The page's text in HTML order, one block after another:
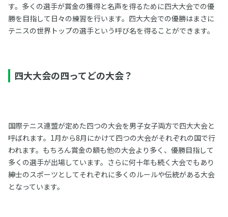
す。多くの選手が賞金の獲得と名声を得るために四大大会での優
勝を目指して日々の練習を行います。四大大会での優勝はまさに
テニスの世界トップの選手という呼び名を得ることができます。
四大大会の四ってどの大会？
国際テニス連盟が定めた四つの大会を男子女子両方で四大大会と
呼ばれます。1月から8月にかけて四つの大会がそれぞれの国で行
われます。もちろん賞金の額も他の大会より多く、優勝目指して
多くの選手が出場しています。さらに何十年も続く大会でもあり
紳士のスポーツとしてそれぞれに多くのルールや伝統がある大会
となっています。